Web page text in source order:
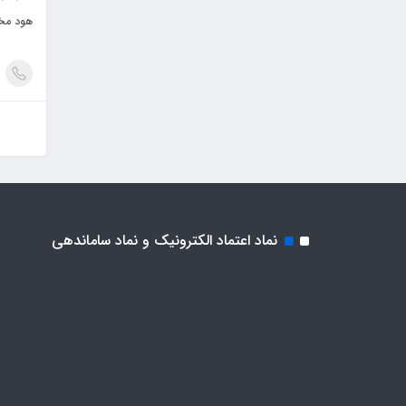
هود
نماد اعتماد الکترونیک و نماد ساماندهی